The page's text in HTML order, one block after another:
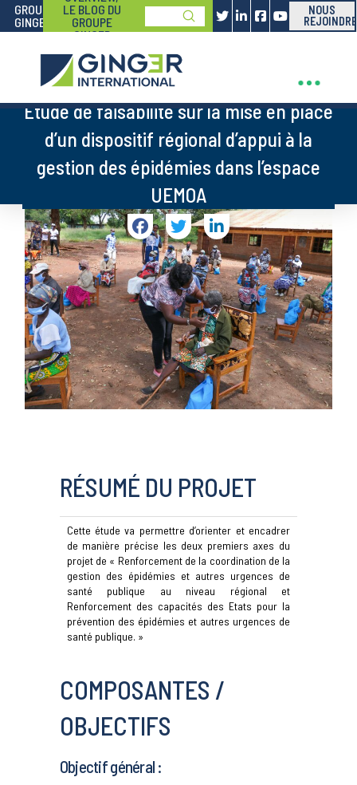
GROUPE
GINGER
LE BLOG DU
GROUPE
GINGER
Search
Submit
NOUS
REJOINDRE
Etude de faisabilité sur la mise en place
d’un dispositif régional d’appui à la
gestion des épidémies dans l’espace
UEMOA
RÉSUMÉ DU PROJET
Cette étude va permettre d’orienter et encadrer
de manière précise les deux premiers axes du
projet de « Renforcement de la coordination de la
gestion des épidémies et autres urgences de
santé publique au niveau régional et
Renforcement des capacités des Etats pour la
prévention des épidémies et autres urgences de
santé publique. »
COMPOSANTES /
OBJECTIFS
Objectif général :